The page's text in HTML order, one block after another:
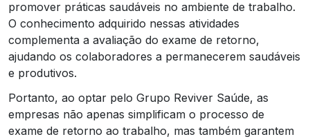
promover práticas saudáveis no ambiente de trabalho.
O conhecimento adquirido nessas atividades
complementa a avaliação do exame de retorno,
ajudando os colaboradores a permanecerem saudáveis
e produtivos.
Portanto, ao optar pelo Grupo Reviver Saúde, as
empresas não apenas simplificam o processo de
exame de retorno ao trabalho, mas também garantem